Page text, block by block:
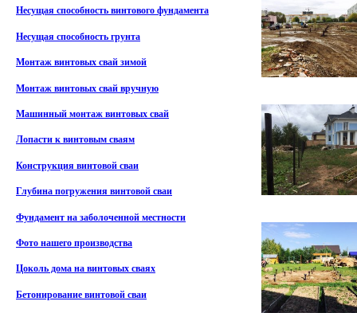
Несущая способность винтового фундамента
Несущая способность грунта
Монтаж винтовых свай зимой
Монтаж винтовых свай вручную
Машинный монтаж винтовых свай
Лопасти к винтовым сваям
Конструкция винтовой сваи
Глубина погружения винтовой сваи
Фундамент на заболоченной местности
Фото нашего производства
Цоколь дома на винтовых сваях
Бетонирование винтовой сваи